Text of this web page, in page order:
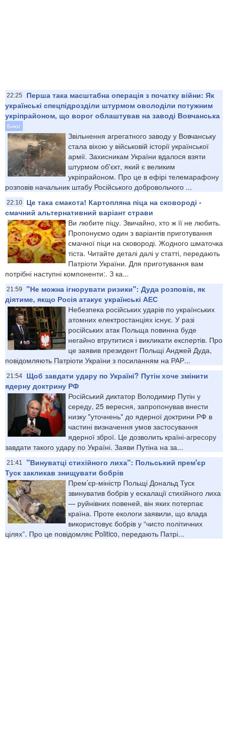
22:25
Перша така масштабна операція з початку війни: Як
українські спецпідрозділи штурмом оволоділи потужним
укріпрайоном, що ворог облаштував на заводі Вовчанська
Блог
Звільнення агрегатного заводу у Вовчанську
стала віхою у військовій історії української
армії. Захисникам України вдалося взяти
штурмом об'єкт, який є великим
укріпрайоном. Про це в ефірі телемарафону
розповів начальник штабу Російського добровольчого ...
22:10
Це така смакота! Картопляна піца на сковороді -
смачний альтернативний варіант страви
Ви любите піцу. Звичайно, хто ж її не любить.
Пропонуємо один з варіантів приготування
смачної піци на сковороді. Жодного шматочка
тіста. Читайте деталі далі у статті, передають
Патріоти України. Для приготування вам
потрібні наступні компоненти:. З ка...
21:59
"Не можна ігнорувати ризики": Дуда розповів, як
діятиме, якщо Росія атакує українські АЕС
Небезпека російських ударів по українських
атомних електростанціях існує. У разі
російських атак Польща повинна буде
негайно втрутитися і викликати експертів. Про
це заявив президент Польщі Анджей Дуда,
повідомляють Патріоти України з посиланням на РАР...
21:54
Щоб завдати удару по Україні? Путін хоче змінити
ядерну доктрину РФ
Російський диктатор Володимир Путін у
середу, 25 вересня, запропонував внести
низку "уточнень" до ядерної доктрини РФ в
частині визначення умов застосування
ядерної зброї. Це дозволить країні-агресору
завдати такого удару по Україні. Заяви Путіна на за...
21:41
"Винуватці стихійного лиха": Польський прем'єр
Туск закликав знищувати бобрів
Прем’єр-міністр Польщі Дональд Туск
звинуватив бобрів у ескалації стихійного лиха
— руйнівних повеней, він яких потерпає
країна. Проте екологи заявили, що влада
використовує бобрів у “чисто політичних
цілях”. Про це повідомляє Politico, передають Патрі...